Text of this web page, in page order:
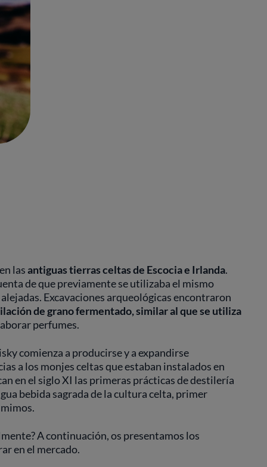
lasantiguas tierras celtas de Escocia e Irlanda.
de que previamente se utilizaba el mismo
Excavaciones arqueológicas encontraron
de grano fermentado, similar al que se utiliza
perfumes.
comienza a producirse y a expandirse
a los monjes celtas que estaban instalados en
en el siglo XI las primeras prácticas de destilería
bebida sagrada de la cultura celta, primer
A continuación, os presentamos los
en el mercado.